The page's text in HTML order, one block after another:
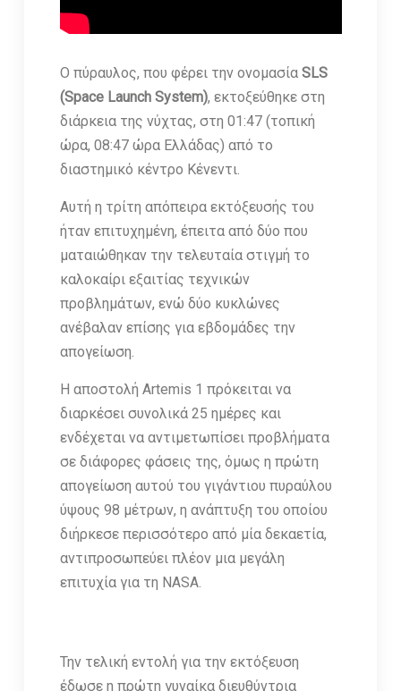
Ο πύραυλος, που φέρει την ονομασία SLS
(Space Launch System), εκτοξεύθηκε στη
διάρκεια της νύχτας, στη 01:47 (τοπική
ώρα, 08:47 ώρα Ελλάδας) από το
διαστημικό κέντρο Κένεντι.
Αυτή η τρίτη απόπειρα εκτόξευσής του
ήταν επιτυχημένη, έπειτα από δύο που
ματαιώθηκαν την τελευταία στιγμή το
καλοκαίρι εξαιτίας τεχνικών
προβλημάτων, ενώ δύο κυκλώνες
ανέβαλαν επίσης για εβδομάδες την
απογείωση.
Η αποστολή Artemis 1 πρόκειται να
διαρκέσει συνολικά 25 ημέρες και
ενδέχεται να αντιμετωπίσει προβλήματα
σε διάφορες φάσεις της, όμως η πρώτη
απογείωση αυτού του γιγάντιου πυραύλου
ύψους 98 μέτρων, η ανάπτυξη του οποίου
διήρκεσε περισσότερο από μία δεκαετία,
αντιπροσωπεύει πλέον μια μεγάλη
επιτυχία για τη NASA.
Την τελική εντολή για την εκτόξευση
έδωσε η πρώτη γυναίκα διευθύντρια